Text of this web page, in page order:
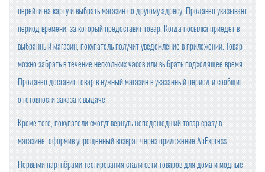
перейти на карту и выбрать магазин по другому адресу. Продавец указывает
период времени, за который предоставит товар. Когда посылка приедет в
выбранный магазин, покупатель получит уведомление в приложении. Товар
можно забрать в течение нескольких часов или выбрать подходящее время.
Продавец доставит товар в нужный магазин в указанный период и сообщит
о готовности заказа к выдаче.
Кроме того, покупатели смогут вернуть неподошедший товар сразу в
магазине, оформив упрощённый возврат через приложение AliExpress.
Первыми партнёрами тестирования стали сети товаров для дома и модные